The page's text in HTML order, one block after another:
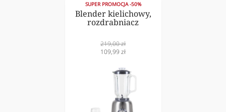
SUPER PROMOCJA -50%
Blender kielichowy,
rozdrabniacz
Cena
normalna
219,00 zł
Cena
109,99 zł